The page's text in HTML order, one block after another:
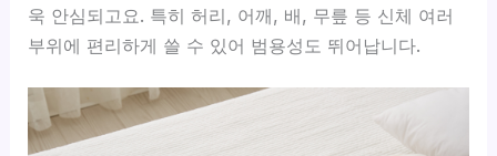
욱 안심되고요. 특히 허리, 어깨, 배, 무릎 등 신체 여러
부위에 편리하게 쓸 수 있어 범용성도 뛰어납니다.